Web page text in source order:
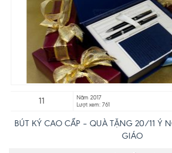
11
Năm 2017
Lượt xem: 761
BÚT KÝ CAO CẤP – QUÀ TẶNG 20/11 Ý
GIÁO